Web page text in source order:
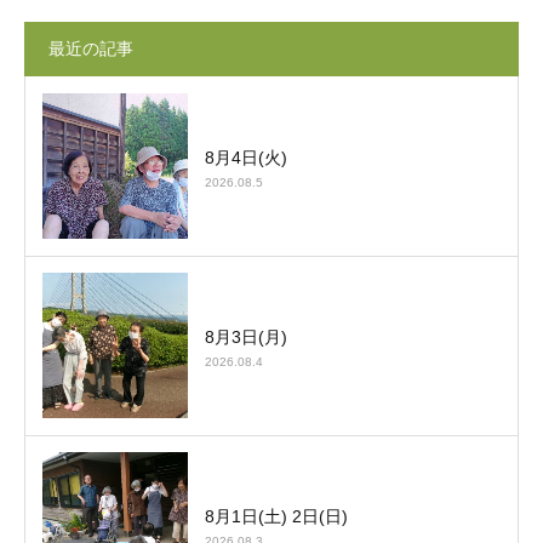
最近の記事
8月4日(火)
2026.08.5
8月3日(月)
2026.08.4
8月1日(土) 2日(日)
施設案内 シェア 電話